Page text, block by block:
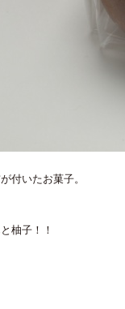
付いたお菓子。
柚子！！